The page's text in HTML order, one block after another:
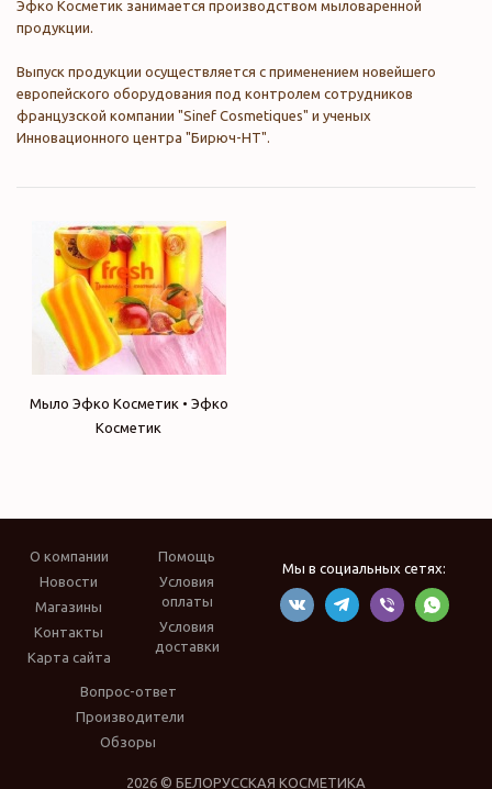
Эфко Косметик занимается производством мыловаренной
продукции.
Выпуск продукции осуществляется с применением новейшего
европейского оборудования под контролем сотрудников
французской компании "Sinef Cosmetiques" и ученых
Инновационного центра "Бирюч-НТ".
Мыло Эфко Косметик • Эфко
Косметик
О компании
Новости
Магазины
Контакты
Карта сайта
Помощь
Условия
оплаты
Условия
доставки
Вопрос-ответ
Производители
Обзоры
Мы в социальных сетях:
2026 © БЕЛОРУССКАЯ КОСМЕТИКА